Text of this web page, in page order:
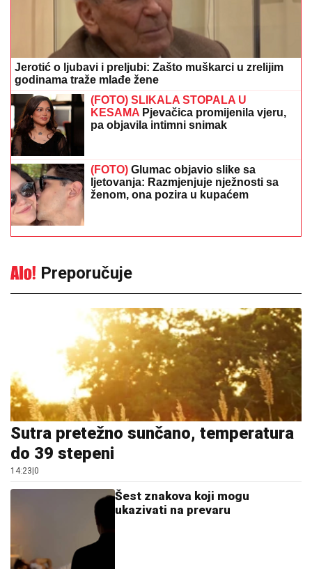
Jerotić o ljubavi i preljubi: Zašto muškarci u zrelijim
godinama traže mlađe žene
(FOTO) SLIKALA STOPALA U
KESAMA Pjevačica promijenila vjeru,
pa objavila intimni snimak
(FOTO) Glumac objavio slike sa
ljetovanja: Razmjenjuje nježnosti sa
ženom, ona pozira u kupaćem
Preporučuje
Sutra pretežno sunčano, temperatura
do 39 stepeni
14:23 0
Šest znakova koji mogu
ukazivati na prevaru